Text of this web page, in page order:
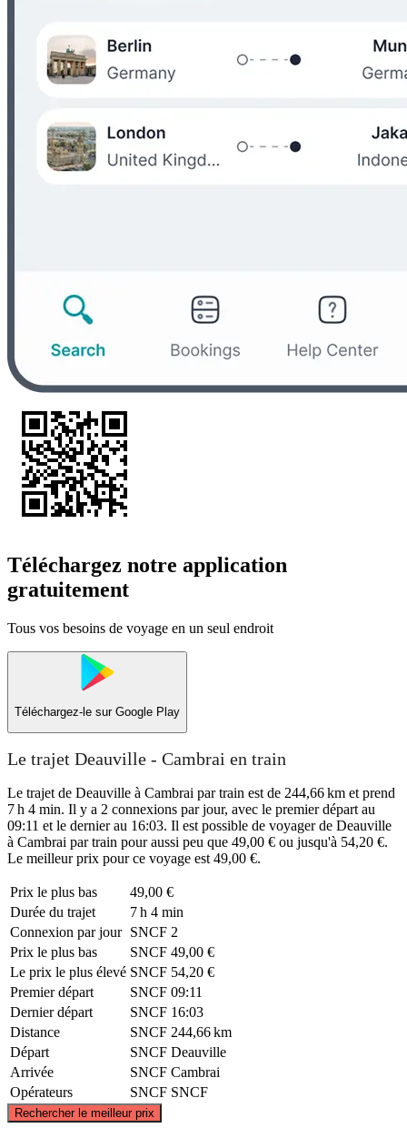
Téléchargez notre application
gratuitement
Tous vos besoins de voyage en un seul endroit
Téléchargez-le sur Google Play
Le trajet Deauville - Cambrai en train
Le trajet de Deauville à Cambrai par train est de 244,66 km et prend
7 h 4 min. Il y a 2 connexions par jour, avec le premier départ au
09:11 et le dernier au 16:03. Il est possible de voyager de Deauville
à Cambrai par train pour aussi peu que 49,00 € ou jusqu'à 54,20 €.
Le meilleur prix pour ce voyage est 49,00 €.
Prix ​​le plus bas
49,00 €
Durée du trajet
7 h 4 min
Connexion par jour SNCF 2
Prix ​​le plus bas
SNCF 49,00 €
Le prix le plus élevé SNCF 54,20 €
Premier départ
SNCF 09:11
Dernier départ
SNCF 16:03
Distance
SNCF 244,66 km
Départ
SNCF Deauville
Arrivée
SNCF Cambrai
Opérateurs
SNCF SNCF
Rechercher le meilleur prix